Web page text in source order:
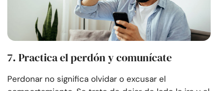
7. Practica el perdón y comunícate
Perdonar no significa olvidar o excusar el